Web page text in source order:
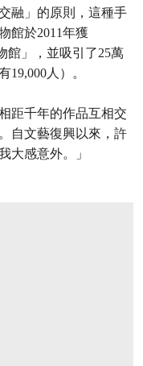
融」的原則，這種手
館於2011年獲
館」，並吸引了25萬
人）。
距千年的作品互相交
自文藝復興以來，許
大感意外。」